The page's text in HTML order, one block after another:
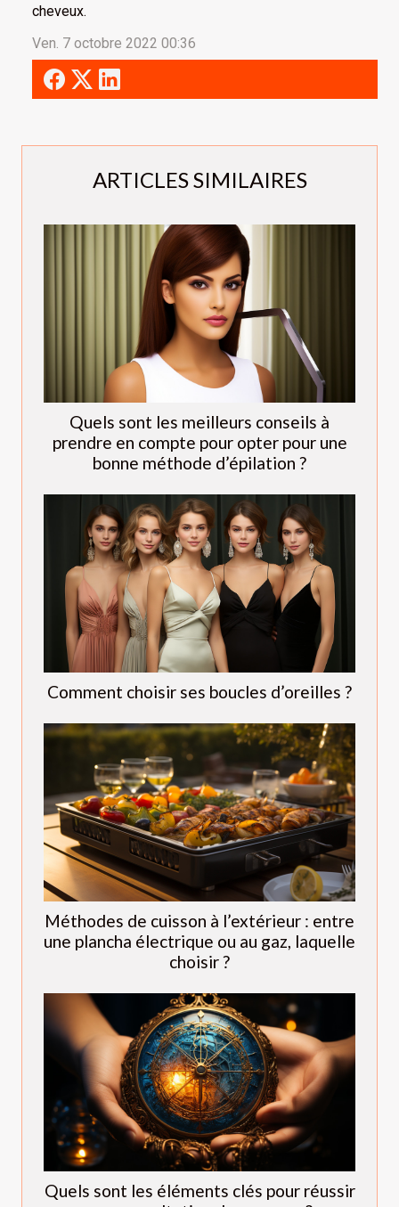
ARTICLES SIMILAIRES
Quels sont les meilleurs conseils à
prendre en compte pour opter pour une
bonne méthode d’épilation ?
Comment choisir ses boucles d’oreilles ?
Méthodes de cuisson à l’extérieur : entre
une plancha électrique ou au gaz, laquelle
choisir ?
Quels sont les éléments clés pour réussir
cheveux.
Ven. 7 octobre 2022 00:36